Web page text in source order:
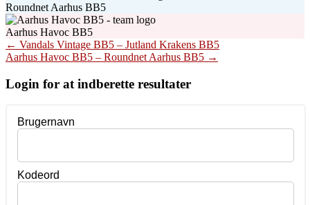
Roundnet Aarhus BB5
Aarhus Havoc BB5
Post
navigation
← Vandals Vintage BB5 – Jutland Krakens BB5
Aarhus Havoc BB5 – Roundnet Aarhus BB5 →
Login for at indberette resultater
Brugernavn
Kodeord